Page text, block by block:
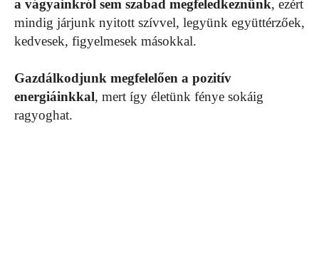
a vágyainkról sem szabad megfeledkeznünk, ezért
mindig járjunk nyitott szívvel, legyünk együttérzőek,
kedvesek, figyelmesek másokkal.
Gazdálkodjunk megfelelően a pozitív
energiáinkkal, mert így életünk fénye sokáig
ragyoghat.